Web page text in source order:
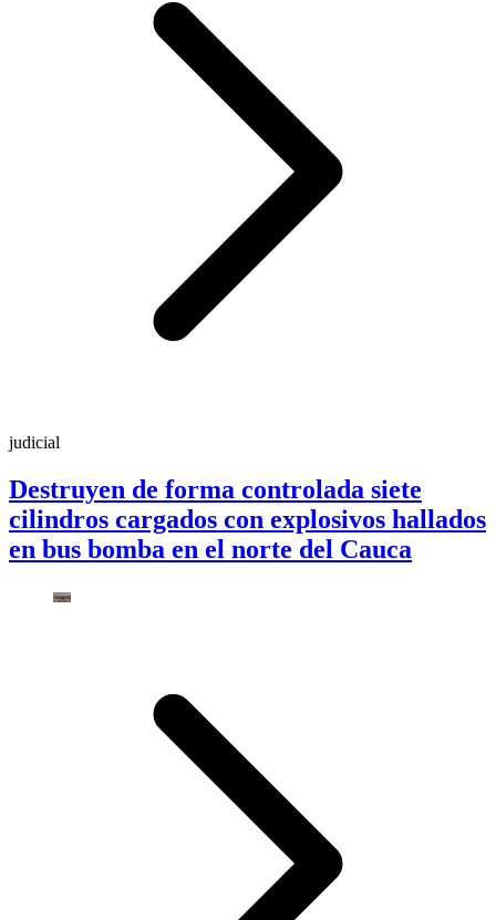
judicial
Destruyen de forma controlada siete
cilindros cargados con explosivos hallados
en bus bomba en el norte del Cauca